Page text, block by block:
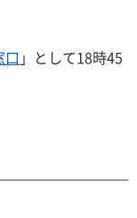
口 」として18時45